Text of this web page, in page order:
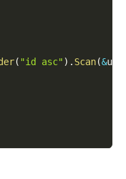
( "id asc") . Scan(&